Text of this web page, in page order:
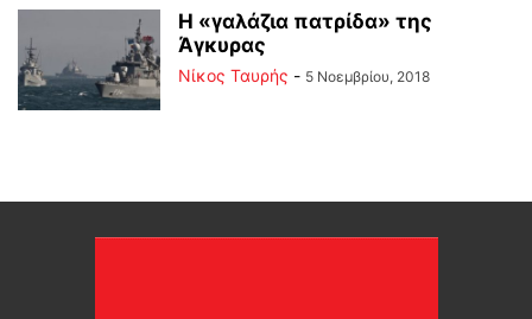
H «γαλάζια πατρίδα» της
Άγκυρας
Νίκος Ταυρής - 5 Νοεμβρίου, 2018